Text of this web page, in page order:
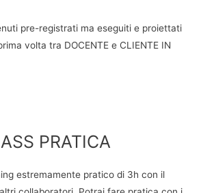
pre-registrati ma eseguiti e proiettati
volta tra DOCENTE e CLIENTE IN
PRATICA
estremamente pratico di 3h con il